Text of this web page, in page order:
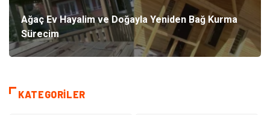
Ağaç Ev Hayalim ve Doğayla Yeniden Bağ Kurma
Sürecim
KATEGORILER